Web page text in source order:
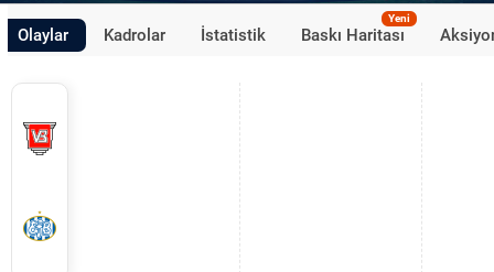
Olaylar Kadrolar İstatistik Baskı Haritası
Yeni